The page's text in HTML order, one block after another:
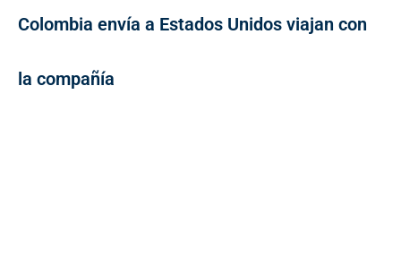
Colombia envía a Estados Unidos viajan con
la compañía